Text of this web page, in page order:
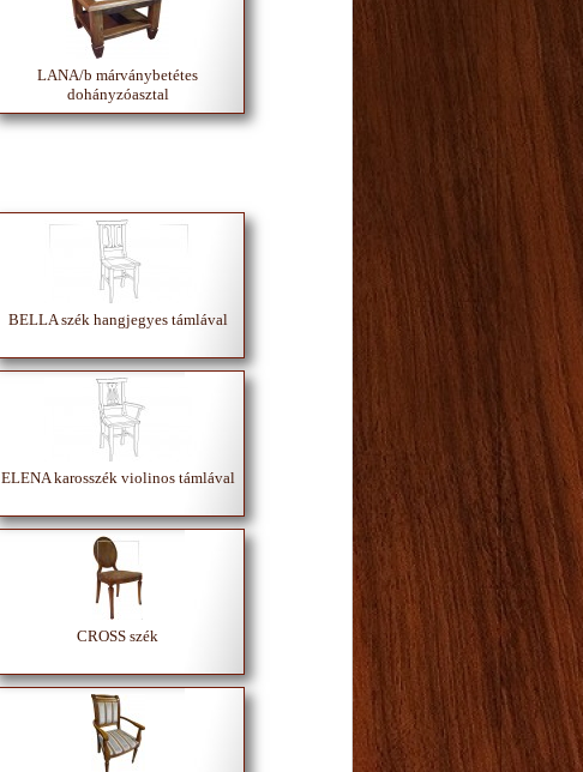
LANA/b márványbetétes
dohányzóasztal
BELLA szék hangjegyes támlával
ELENA karosszék violinos támlával
CROSS szék